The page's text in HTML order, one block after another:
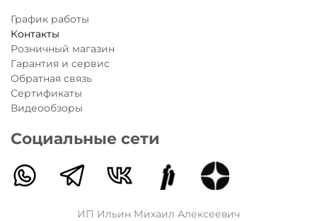
График работы
Контакты
Розничный магазин
Гарантия и сервис
Обратная связь
Сертификаты
Видеообзоры
Социальные сети
ИП Ильин Михаил Алексеевич